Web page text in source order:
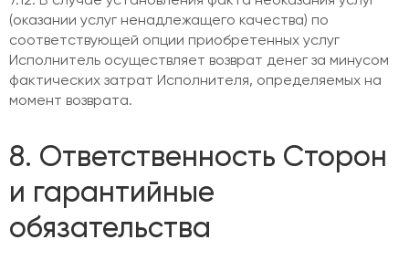
(оказании услуг ненадлежащего качества) по
соответствующей опции приобретенных услуг
Исполнитель осуществляет возврат денег за минусом
фактических затрат Исполнителя, определяемых на
момент возврата.
8. Ответственность Сторон
и гарантийные
обязательства